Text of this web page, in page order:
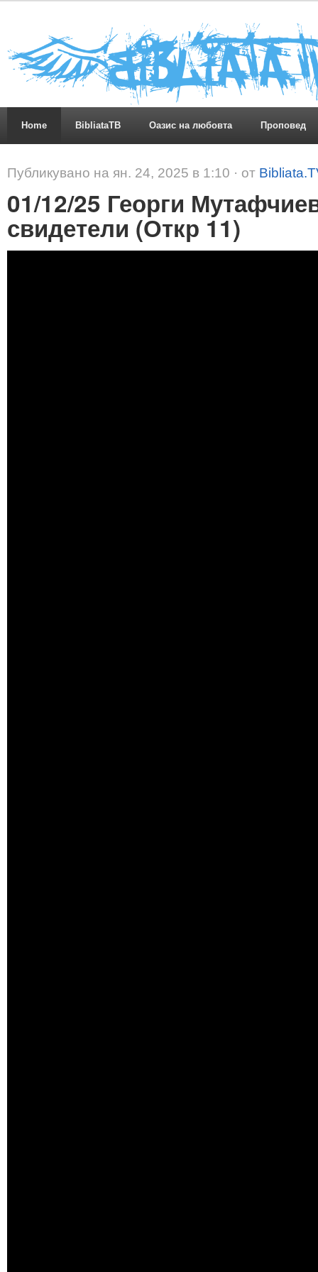
Home BibliataTB Оазис на любовта Проповед
Публикувано на ян. 24, 2025 в 1:10 · от
01/12/25 Георги
свидетели (Откр 11)